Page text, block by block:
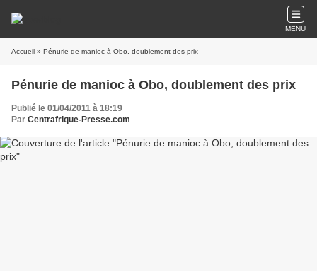
MENU
Accueil » Pénurie de manioc à Obo, doublement des prix
Pénurie de manioc à Obo, doublement des prix
Publié le 01/04/2011 à 18:19
Par Centrafrique-Presse.com